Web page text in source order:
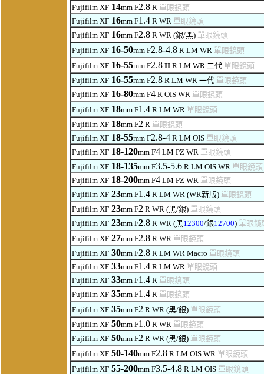
Fujifilm XF 14mm F2.8 R單眼鏡頭
Fujifilm XF 16mm F1.4 R WR單眼鏡頭
Fujifilm XF 16mm F2.8 R WR (銀/黑)單眼鏡頭
Fujifilm XF 16-50mm F2.8-4.8 R LM WR單眼鏡頭
Fujifilm XF 16-55mm F2.8 II R LM WR二代單眼鏡頭
Fujifilm XF 16-55mm F2.8 R LM WR一代 單眼鏡頭
Fujifilm XF 16-80mm F4 R OIS WR單眼鏡頭
Fujifilm XF 18mm F1.4 R LM WR單眼鏡頭
Fujifilm XF 18mm F2 R單眼鏡頭
Fujifilm XF 18-55mm F2.8-4 R LM OIS單眼鏡頭
Fujifilm XF 18-120mm F4LM PZWR單眼鏡頭
Fujifilm XF 18-135mm F3.5-5.6 R LM OIS WR單眼鏡頭
Fujifilm XF 18-200mm F4 LM PZ WR單眼鏡頭
Fujifilm XF 23mm F1.4 R LM WR (WR新版)單眼鏡頭
Fujifilm XF 23mm F2 R WR(黑/銀)單眼鏡頭
Fujifilm XF 23mm F2.8R WR(黑12300/銀12700)單眼鏡
Fujifilm XF 27mm F2.8 R WR單眼鏡頭
Fujifilm XF 30mm F2.8 R LM WR Macro 單眼鏡頭
Fujifilm XF 33mm F1.4 R LM WR單眼鏡頭
Fujifilm XF 33mm F1.4 R 單眼鏡頭
Fujifilm XF 35mm F1.4 R 單眼鏡頭
Fujifilm XF 35mm F2 R WR(黑/銀) 單眼鏡頭
Fujifilm XF 50mm F1.0 R WR 單眼鏡頭
Fujifilm XF 50mm F2 R WR(黑/銀) 單眼鏡頭
Fujifilm XF 50-140mm F2.8 R LM OIS WR 單眼鏡頭
Fujifilm XF 55-200mm F3.5-4.8 R LM OIS 單眼鏡頭